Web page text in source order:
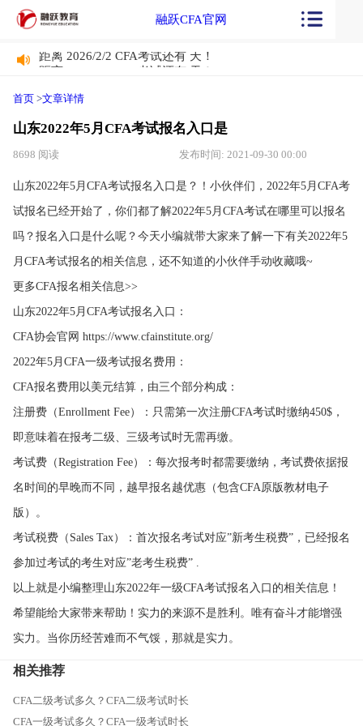
融跃CFA官网
距离 2026/2/2 CFA考试还有 天！
距离 2026/2/2 CFA考试还有 天！
首页 >文章详情
山东2022年5月CFA考试报名入口是
8698 阅读 发布时间: 2021-09-30 00:00
山东2022年5月CFA考试报名入口是？！小伙伴们，2022年5月CFA考
试报名已经开始了，你们都了解2022年5月CFA考试在哪里可以报名
吗？报名入口是什么呢？今天小编就带大家来了解一下有关2022年5
月CFA考试报名的相关信息，还不知道的小伙伴手动收藏哦~
更多CFA报名相关信息>>
山东2022年5月CFA考试报名入口：
CFA协会官网 https://www.cfainstitute.org/
2022年5月CFA一级考试报名费用：
CFA报名费用以美元结算，由三个部分构成：
注册费（Enrollment Fee）：只需第一次注册CFA考试时缴纳450$，
即意味着在报考二级、三级考试时无需再缴。
考试费（Registration Fee）：每次报考时都需要缴纳，考试费依据报
名时间的早晚而不同，越早报名越优惠（包含CFA原版教材电子
版）。
考试税费（Sales Tax）：首次报名考试对应”新考生税费”，已经报名
参加过考试的考生对应”老考生税费” .
以上就是小编整理山东2022年一级CFA考试报名入口的相关信息！
希望能给大家带来帮助！实力的来源不是胜利。唯有奋斗才能增强
实力。当你历经苦难而不气馁，那就是实力。
相关推荐
CFA二级考试多久？CFA二级考试时长
CFA一级考试多久？CFA一级考试时长